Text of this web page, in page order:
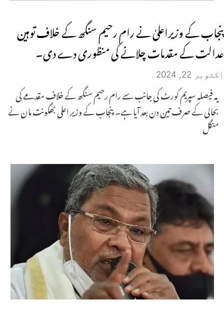
پنجاب کے وزیراعلیٰ نے رام رحیم سنگھ کے خلاف توہین
عدالت کے مقدمات چلانے کی منظوری دے دی۔
اکتوبر 22, 2024
یہ فیصلہ سپریم کورٹ کی جانب سے رام رحیم سنگھ کے خلاف مقدمے کی
بحالی کے صرف تین دن بعد آیا ہے۔ پنجاب کے وزیر اعلی بھگونت مان نے
منگل